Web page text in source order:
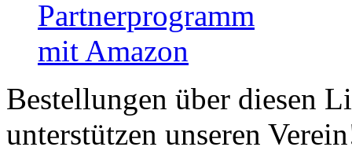
Bestellungen über diesen
unterstützen unseren